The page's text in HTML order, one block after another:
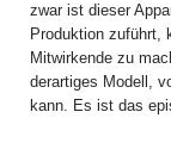
zwar ist dieser
Produktion zuführt,
Mitwirkende zu
derartiges Modell,
kann. Es ist das